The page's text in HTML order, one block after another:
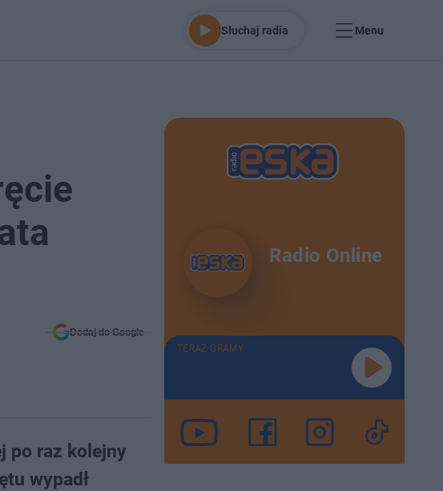
Słuchaj radia Menu
Dodaj do Google
po raz kolejny
wypadł
Radio Online
TERAZ GRAMY